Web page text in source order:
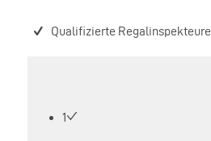
Qualifizierte Regalinspekteure
1